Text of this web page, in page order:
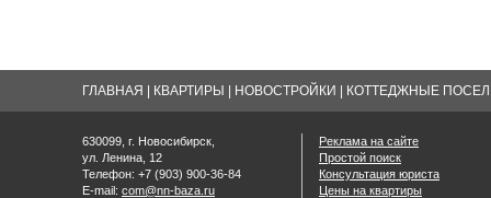
ГЛАВНАЯ КВАРТИРЫ НОВОСТРОЙКИ КОТТЕДЖНЫЕ
630099, г. Новосибирск,
ул. Ленина, 12
Телефон: +7 (903) 900-36-84
E-mail: com@nn-baza.ru
Реклама на сайте
Простой поиск
Консультация юриста
Цены на квартиры